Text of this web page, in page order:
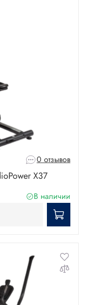
0 отзывов
X37
В наличии